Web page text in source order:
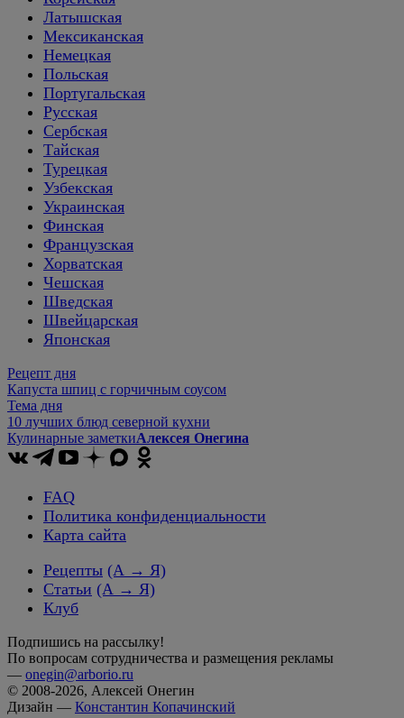
Латышская
Мексиканская
Немецкая
Польская
Португальская
Русская
Сербская
Тайская
Турецкая
Узбекская
Украинская
Финская
Французская
Хорватская
Чешская
Шведская
Швейцарская
Японская
Рецепт дня
Капуста шпиц с горчичным соусом
Тема дня
10 лучших блюд северной кухни
Кулинарные заметкиАлексея Онегина
FAQ
Политика конфиденциальности
Карта сайта
Рецепты (А → Я)
Статьи (А → Я)
Клуб
Подпишись на рассылку!
По вопросам сотрудничества и размещения рекламы
— onegin@arborio.ru
© 2008-2026, Алексей Онегин
Дизайн — Константин Копачинский